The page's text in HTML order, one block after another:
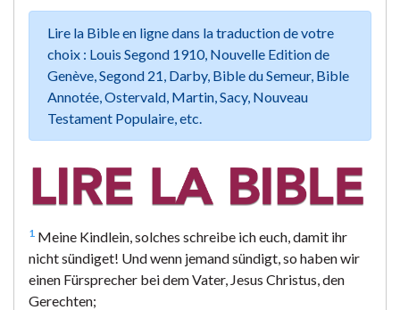
Lire la Bible en ligne dans la traduction de votre
choix : Louis Segond 1910, Nouvelle Edition de
Genève, Segond 21, Darby, Bible du Semeur, Bible
Annotée, Ostervald, Martin, Sacy, Nouveau
Testament Populaire, etc.
1 Meine Kindlein, solches schreibe ich euch, damit ihr
nicht sündiget! Und wenn jemand sündigt, so haben wir
einen Fürsprecher bei dem Vater, Jesus Christus, den
Gerechten;